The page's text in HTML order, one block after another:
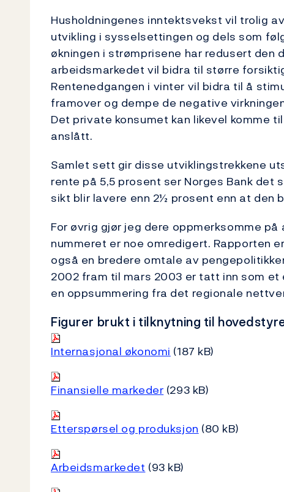
Husholdningenes inntektsvekst vil trolig
utvikling i sysselsettingen og dels som
økningen i strømprisene har redusert
arbeidsmarkedet vil bidra til større
Rentenedgangen i vinter vil bidra til å
framover og dempe de negative
Det private konsumet kan likevel komme
anslått.
Samlet sett gir disse utviklingstrekkene
rente på 5,5 prosent ser Norges Bank
sikt blir lavere enn 2½ prosent enn at den
For øvrig gjør jeg dere oppmerksomme
nummeret er noe omredigert. Rapporten
også en bredere omtale av
2002 fram til mars 2003 er tatt inn som
en oppsummering fra det regionale
Figurer brukt i tilknytning til
Internasjonal økonomi (187 kB)
Finansielle markeder (293 kB)
Etterspørsel og produksjon (80 kB)
Arbeidsmarkedet (93 kB)